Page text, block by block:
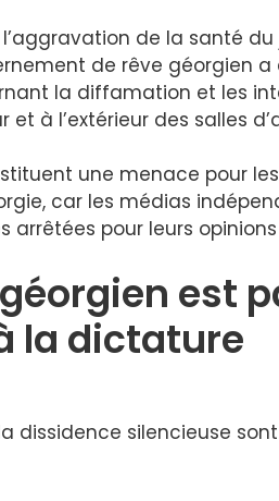
de la santé
de rêve géorgien
la diffamation et les
à l’extérieur des salles
une menace pour
car les médias
arrêtées pour leurs
est
la dictature
dissidence silencieuse